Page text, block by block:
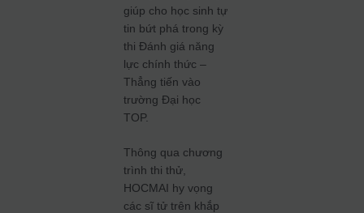
giúp cho học sinh tự
tin bứt phá trong kỳ
thi Đánh giá năng
lực chính thức –
Thẳng tiến vào
trường Đại học
TOP.
Thông qua chương
trình thi thử,
HOCMAI hy vọng
các sĩ tử trên khắp